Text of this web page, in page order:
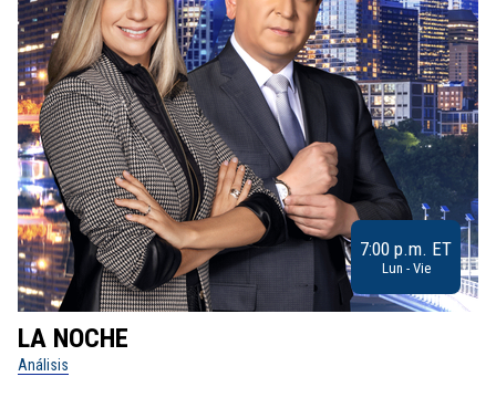
7:00 p.m. ET
Lun - Vie
LA NOCHE
Análisis